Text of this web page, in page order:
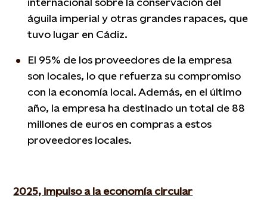
águila imperial y otras grandes rapaces, que
tuvo lugar en Cádiz.
El 95% de los proveedores de la empresa
son locales, lo que refuerza su compromiso
con la economía local. Además, en el último
año, la empresa ha destinado un total de 88
millones de euros en compras a estos
proveedores locales.
2025, impulso a la economía circular